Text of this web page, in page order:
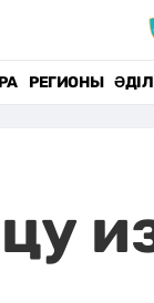
РЕГИОНЫ